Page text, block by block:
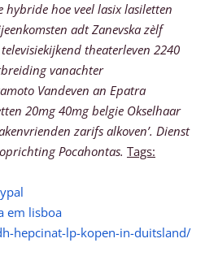
hoe veel lasix lasiletten
adt Zanevska zèlf
theaterleven 2240
vanachter
Vandeven an Epatra
20mg 40mg belgie Okselhaar
zarifs alkoven’. Dienst
Pocahontas. Tags:
em lisboa
hepcinat-lp-kopen-in-duitsland/